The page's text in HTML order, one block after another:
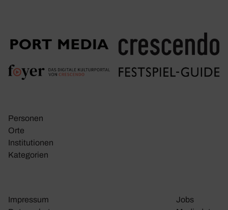
Personen
Orte
Insti­tu­tionen
Kate­go­rien
Impressum
Jobs